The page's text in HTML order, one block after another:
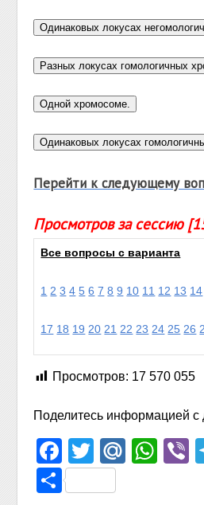
Перейти к следующему
Просмотров за сессию
Все вопросы с варианта
1 2 3 4 5 6 7 8 9 10 11 12 13 14
17 18 19 20 21 22 23 24 25 26
Просмотров: 17 570 055
Поделитесь информацией с
Facebook
Twitter
Отправить